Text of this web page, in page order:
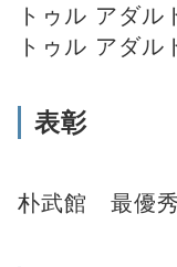
トゥル アダ
トゥル アダ
表彰
朴武館 最優